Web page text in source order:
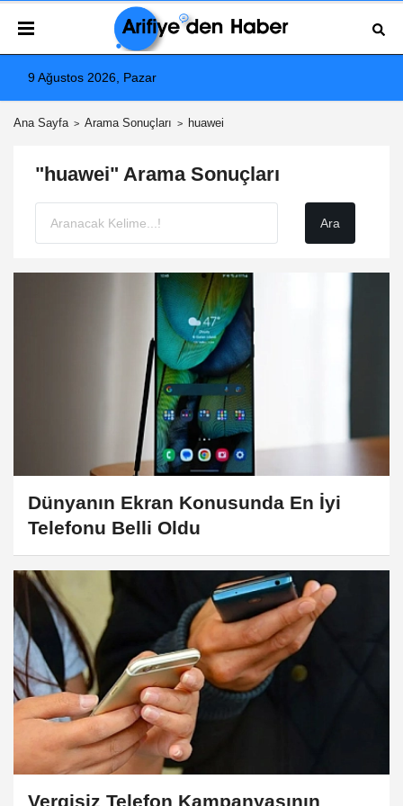
9 Ağustos 2026, Pazar
Ana Sayfa Arama Sonuçları huawei
"huawei" Arama Sonuçları
Dünyanın Ekran Konusunda En İyi
Telefonu Belli Oldu
Vergisiz Telefon Kampanyasının